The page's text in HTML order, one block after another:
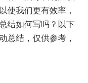
使我们更有效率，
结如何写吗？以下
总结，仅供参考，